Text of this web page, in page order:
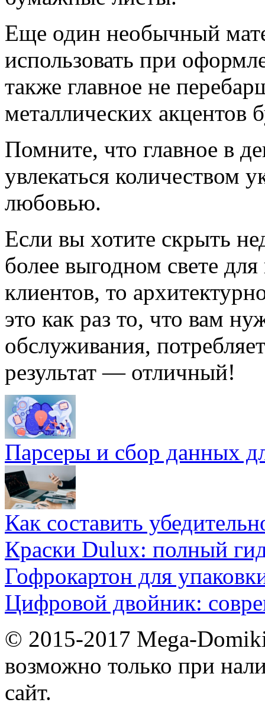
Еще один необычный
использовать при
также главное не
металлических акцентов
Помните, что главное в
увлекаться количеством
любовью.
Если вы хотите скрыть
более выгодном свете
клиентов, то
это как раз то, что вам
обслуживания,
результат — отличный!
Парсеры и сбор данных
Как составить
Краски Dulux: полный
Гофрокартон для
Цифровой двойник:
© 2015-2017 Mega-
возможно только при
сайт.